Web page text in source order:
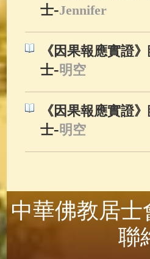
士-Jennifer
《因果報應實證
士-明空
《因果報應實證
士-明空
中華佛教居士
聯